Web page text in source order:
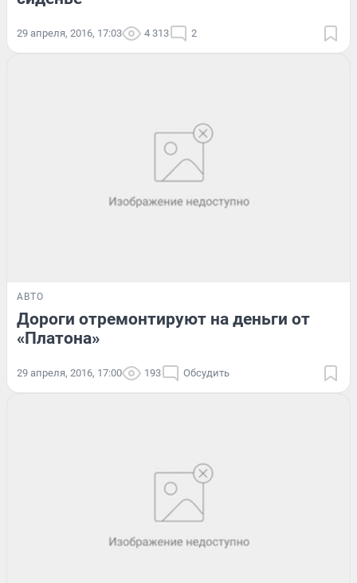
29 апреля, 2016, 17:03 4 313 2
АВТО
Дороги отремонтируют на деньги от
«Платона»
29 апреля, 2016, 17:00 193 Обсудить